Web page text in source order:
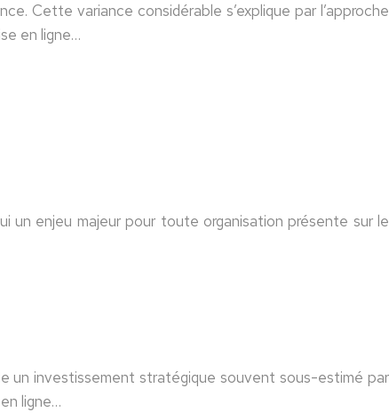
Cette variance considérable s’explique par l’approche
en ligne…
un enjeu majeur pour toute organisation présente sur le
un investissement stratégique souvent sous-estimé par
ligne…